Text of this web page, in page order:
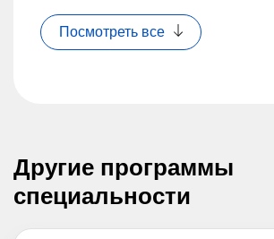
Посмотреть все
Другие программы
специальности